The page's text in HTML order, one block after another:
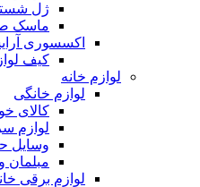
ژل
ماسک
اکسسوری
کیف
لوازم خانه
لوازم خانگی
کالای
لوازم
وسایل
مبلمان
لوازم برقی